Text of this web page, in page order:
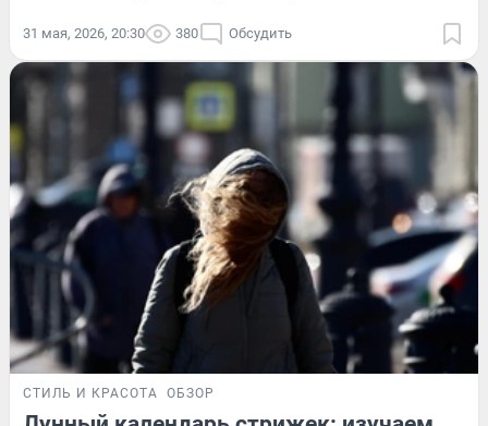
31 мая, 2026, 20:30 380 Обсудить
СТИЛЬ И КРАСОТА ОБЗОР